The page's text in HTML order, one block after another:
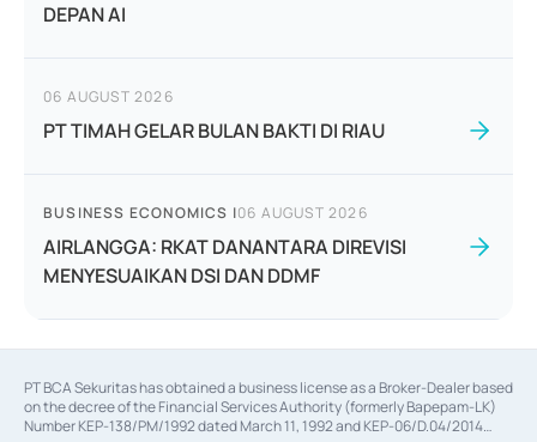
DEPAN AI
06 AUGUST 2026
PT TIMAH GELAR BULAN BAKTI DI RIAU
BUSINESS ECONOMICS |06 AUGUST 2026
AIRLANGGA: RKAT DANANTARA DIREVISI
MENYESUAIKAN DSI DAN DDMF
PT BCA Sekuritas has obtained a business license as a Broker-Dealer based
on the decree of the Financial Services Authority (formerly Bapepam-LK)
Number KEP-138/PM/1992 dated March 11, 1992 and KEP-06/D.04/2014